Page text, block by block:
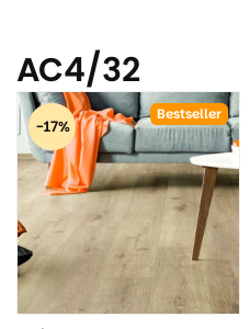
AC4/32
Bestseller
-17%